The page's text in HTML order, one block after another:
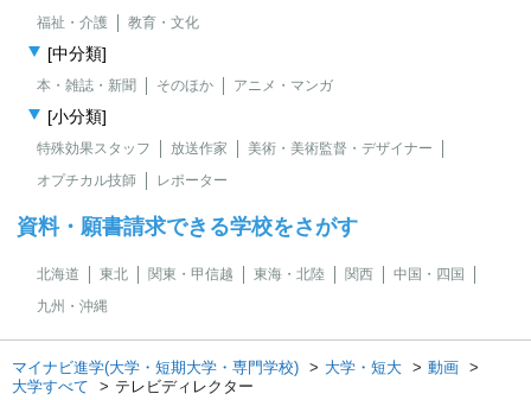
福祉・介護
教育・文化
[中分類]
本・雑誌・新聞 そのほか アニメ・マンガ
[小分類]
特殊効果スタッフ 放送作家
美術・美術監督・デザイナー
オプチカル技師
レポーター
資料・願書請求できる学校をさがす
北海道 東北 関東・甲信越 東海・北陸 関西
中国・四国
九州・沖縄
マイナビ進学(大学・短期大学・専門学校) 大学・短大
動画
大学すべて
テレビディレクター